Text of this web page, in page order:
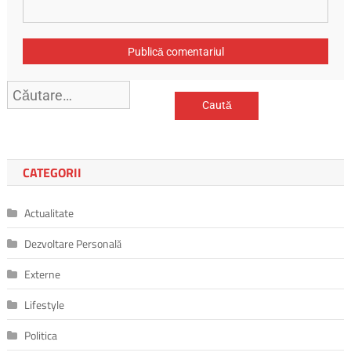
Caută
după:
CATEGORII
Actualitate
Dezvoltare Personală
Externe
Lifestyle
Politica